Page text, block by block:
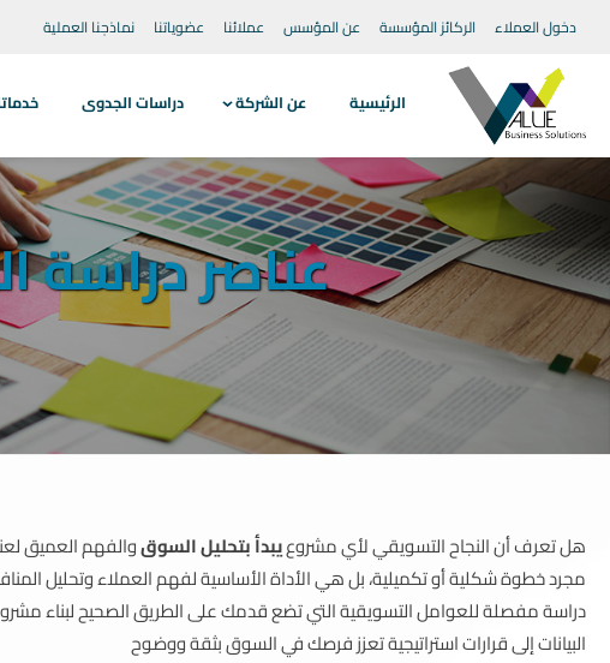
دخول العملاء الركائز المؤسسة عن المؤسس عملائنا عضوياتنا نماذجنا العملية
الرئيسية عن الشركة دراسات الجدوى
عناصر دراسة
هل تعرف أن النجاح التسويقي لأي مشروعيبدأ بتحليل السوقوالفهم العميق
مجرد خطوة شكلية أو تكميلية، بل هي الأداة الأساسية لفهم العملاء وتحليل
دراسة مفصلة للعوامل التسويقية التي تضع قدمك على الطريق الصحيح لبناء
البيانات إلى قرارات استراتيجية تعزز فرصك في السوق بثقة ووضوح